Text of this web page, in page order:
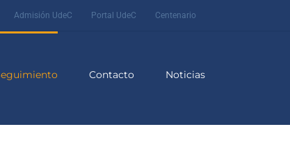
Admisión UdeC Portal UdeC Centenario
Contacto Noticias